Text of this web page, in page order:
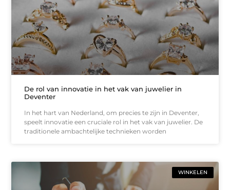
De rol van innovatie in het vak van juwelier in
Deventer
In het hart van Nederland, om precies te zijn in Deventer,
speelt innovatie een cruciale rol in het vak van juwelier. De
traditionele ambachtelijke technieken worden
WINKELEN